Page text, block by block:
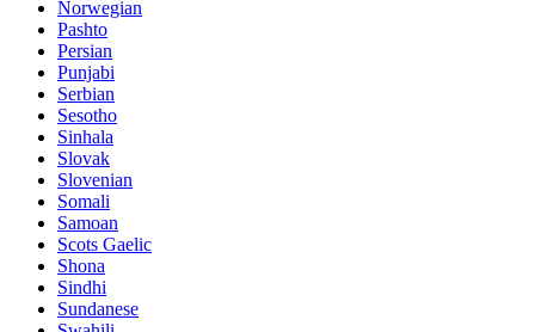
Norwegian
Pashto
Persian
Punjabi
Serbian
Sesotho
Sinhala
Slovak
Slovenian
Somali
Samoan
Scots Gaelic
Shona
Sindhi
Sundanese